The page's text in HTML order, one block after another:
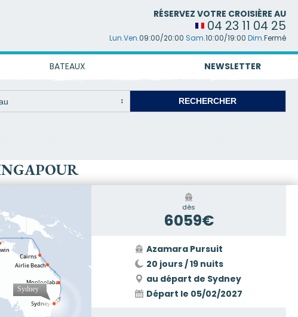
RÉSERVEZ VOTRE CROISIÈRE AU
04 23 11 04 25
Lun.Ven.09:00/20:00 Sam.10:00/19:00 Dim.Fermé
BATEAUX NEWSLETTER
dès
6059€
Azamara Pursuit
20 jours / 19 nuits
au départ de Sydney
Départ le 05/02/2027